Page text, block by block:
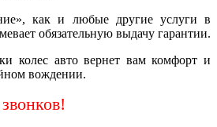
как и любые другие услуги в
обязательную выдачу гарантии.
колес авто вернет вам комфорт и
вождении.